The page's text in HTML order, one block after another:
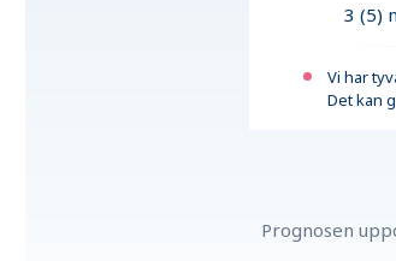
3 (5)
Vi har
Det kan
Prognosen